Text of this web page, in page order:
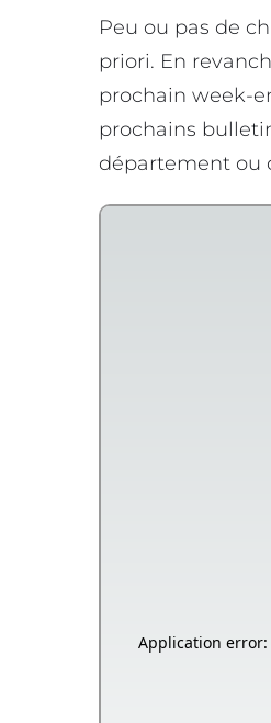
Peu ou pas de
priori. En
prochain week-
prochains
département ou